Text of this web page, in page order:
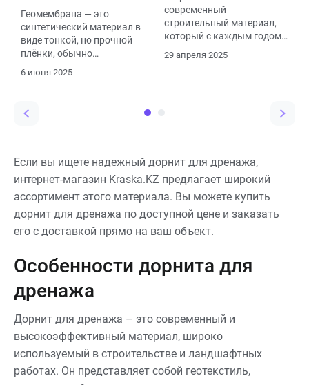
Геомембрана — это
синтетический материал в
виде тонкой, но прочной
плёнки, обычно
полимеров. Она
строительных
конструкций от влаги,
агрессивных жидкостей и
газов.
6 июня 2025
современный
строительный материал,
который с каждым годом
популярность в различных
решетчатую конструкцию,
используется для
укрепления грунта,
стабилизации склонов, а
качества дорожных
покрытий.
29 апреля 2025
Если вы ищете надежный дорнит для дренажа,
интернет-магазин Kraska.KZ предлагает широкий
ассортимент этого материала. Вы можете купить
дорнит для дренажа по доступной цене и заказать
его с доставкой прямо на ваш объект.
Особенности дорнита для
дренажа
Дорнит для дренажа – это современный и
высокоэффективный материал, широко
используемый в строительстве и ландшафтных
работах. Он представляет собой геотекстиль,